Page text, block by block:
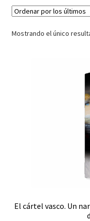
REVISTA BAO
CONTACTO
Mostrando el único
El cártel vasco. Un